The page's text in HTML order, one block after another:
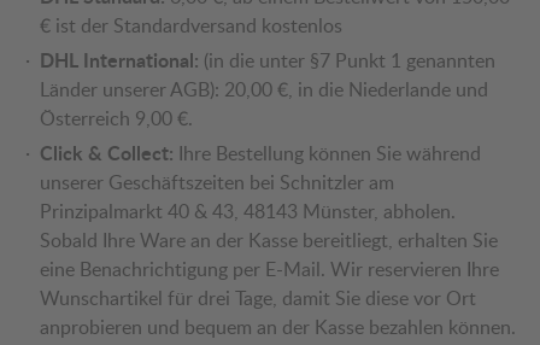
€ ist der Standardversand kostenlos
DHL International: (in die unter §7 Punkt 1 genannten
Länder unserer AGB): 20,00 €, in die Niederlande und
Österreich 9,00 €.
Click & Collect: Ihre Bestellung können Sie während
unserer Geschäftszeiten bei Schnitzler am
Prinzipalmarkt 40 & 43, 48143 Münster, abholen.
Sobald Ihre Ware an der Kasse bereitliegt, erhalten Sie
eine Benachrichtigung per E-Mail. Wir reservieren Ihre
Wunschartikel für drei Tage, damit Sie diese vor Ort
anprobieren und bequem an der Kasse bezahlen können.